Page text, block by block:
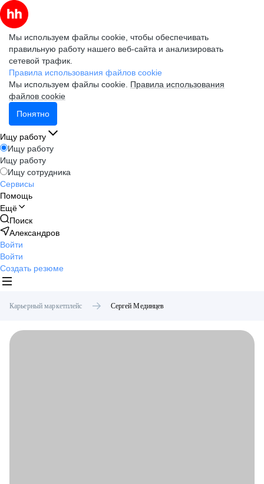
Мы используем файлы cookie, чтобы обеспечивать
правильную работу нашего веб-сайта и анализировать
сетевой трафик.
Правила использования файлов cookie
Мы используем файлы cookie. Правила использования
файлов cookie
Понятно
Ищу работу
Ищу работу
Ищу работу
Ищу сотрудника
Сервисы
Помощь
Ещё
Поиск
Александров
Войти
Войти
Создать резюме
Карьерный маркетплейс Сергей Мединцев